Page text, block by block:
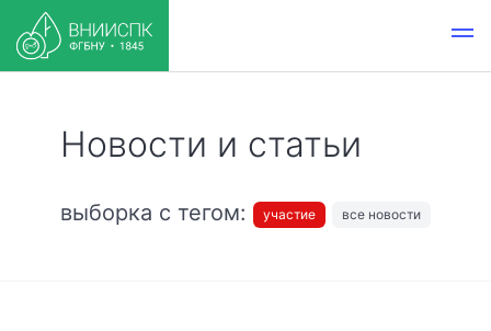
Новости и статьи
выборка с тегом: участие все новости